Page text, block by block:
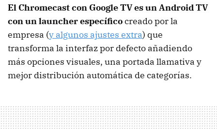
El Chromecast con Google TV es un Android TV
con un launcher específicocreado por la
empresa (y algunos ajustes extra) que
transforma la interfaz por defecto añadiendo
más opciones visuales, una portada llamativa y
mejor distribución automática de categorías.